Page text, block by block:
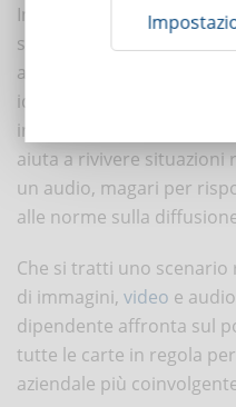
Invece di enumerare le
sul lavoro, si possono
altre situazioni di rischio
identificare l’elemento
interessate. Lo stesso si
aiuta a rivivere situazioni
un audio, magari per
alle norme sulla
Che si tratti uno
di immagini, video e
dipendente affronta sul
tutte le carte in regola
aziendale più